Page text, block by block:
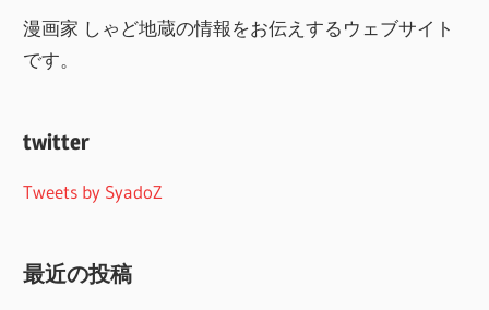
漫画家 しゃど地蔵の情報をお伝えするウェブサイト
です。
twitter
Tweets by SyadoZ
最近の投稿